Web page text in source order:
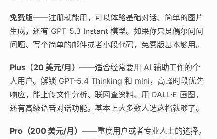
免费版——注册就能用，可以体验基础对话、简单的图片
生成，还有 GPT-5.3 Instant 模型。如果你只是偶尔问问
问题、写个简单的邮件或者小段代码，免费版基本够用。
Plus（20 美元/月） ——适合经常要用 AI 辅助工作的个
人用户。解锁 GPT-5.4 Thinking 和 mini，高峰时段优先
响应，能上传文件分析、联网查资料、用 DALL·E 画图，
还有高级语音对话功能。基本上大多数人选这档就够了。
Pro（200 美元/月） ——重度用户或者专业人士的选择。